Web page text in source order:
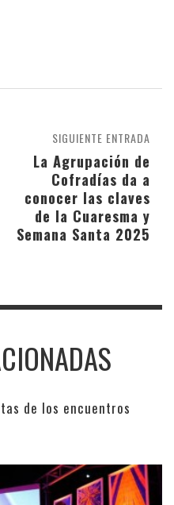
SIGUIENTE ENTRADA
La Agrupación de
Cofradías da a
conocer las claves
de la Cuaresma y
Semana Santa 2025
de los encuentros